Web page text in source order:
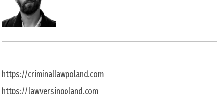
https://criminallawpoland.com
https://lawyersinpoland.com